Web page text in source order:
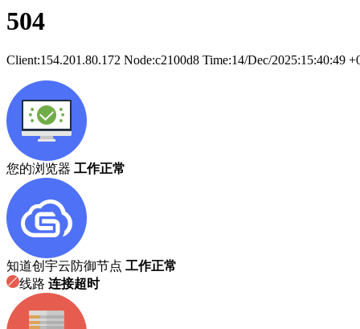
504
Client:154.201.80.172 Node:c2100d8 Time:14/Dec/2025:15:40:49
您的浏览器 工作正常
知道创宇云防御节点 工作正常
线路 连接超时